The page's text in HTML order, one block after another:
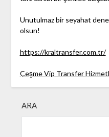
Unutulmaz bir seyahat
olsun!
https://kraltransfer.com.tr/
Çeşme Vip Transfer
ARA